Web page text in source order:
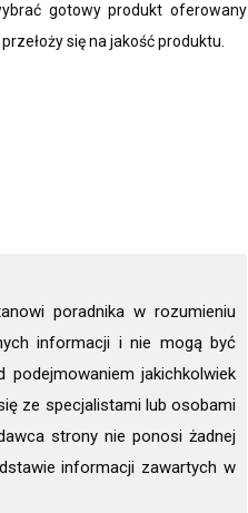
gotowy produkt oferowany
się na jakość produktu.
poradnika w rozumieniu
informacji i nie mogą być
jakichkolwiek
ze specjalistami lub osobami
strony nie ponosi żadnej
informacji zawartych w